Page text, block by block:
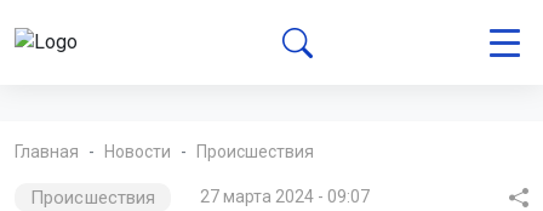
Главная Новости Происшествия
Происшествия 27 марта 2024 - 09:07